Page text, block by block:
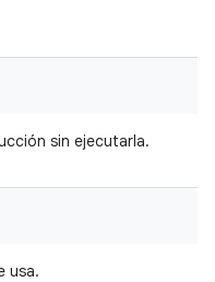
sin ejecutarla.
usa.